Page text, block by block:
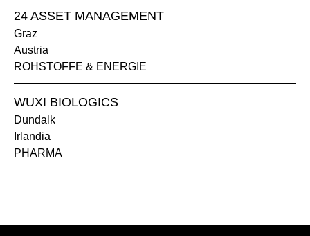
24 ASSET MANAGEMENT
Graz
Austria
ROHSTOFFE & ENERGIE
WUXI BIOLOGICS
Dundalk
Irlandia
PHARMA